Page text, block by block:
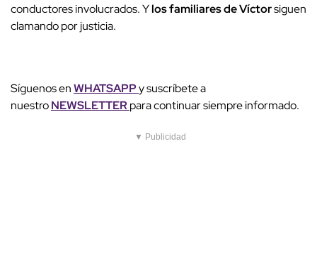
conductores involucrados. Ylos familiares de Víctorsiguen
clamando por justicia.
Síguenos enWHATSAPPy suscríbete a
nuestroNEWSLETTERpara continuar siempre informado.
▼ Publicidad